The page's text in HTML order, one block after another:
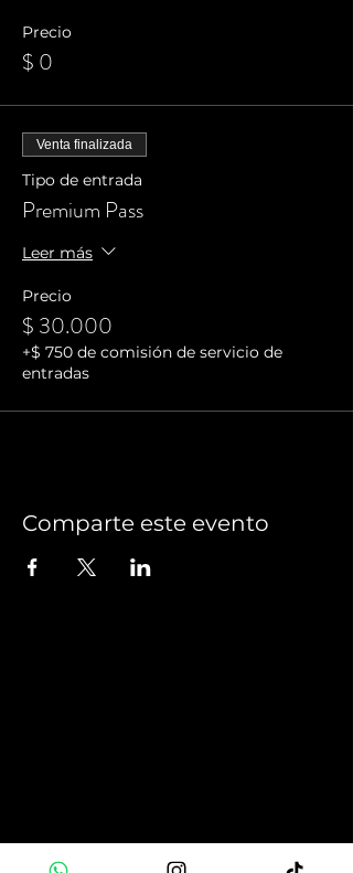
Precio
$ 0
Venta finalizada
Tipo de entrada
Premium Pass
Leer más
Precio
$ 30.000
+$ 750 de comisión de servicio de
entradas
Comparte este evento